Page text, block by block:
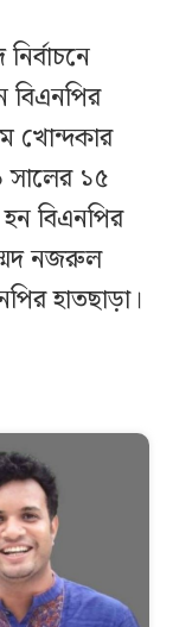
বিএনপির
খোন্দকার
সালের ১৫
হন বিএনপির
নজরুল
হাতছাড়া।